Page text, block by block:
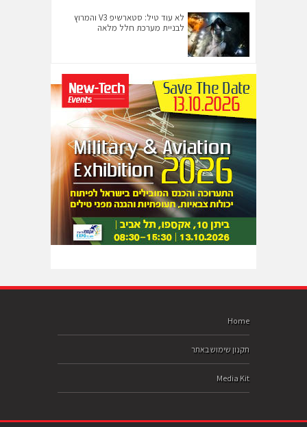
לא עוד טיל: סטארשיפ V3 והמרוץ
לבניית מערכת חלל מלאה
Home
תקנון שימוש באתר
Media Kit